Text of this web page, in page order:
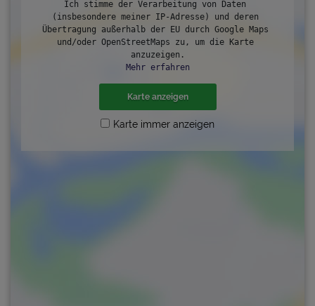
Ich stimme der Verarbeitung von Daten
(insbesondere meiner IP-Adresse) und deren
Übertragung außerhalb der EU durch Google Maps
und/oder OpenStreetMaps zu, um die Karte
anzuzeigen.
Mehr erfahren
Karte anzeigen
Karte immer anzeigen